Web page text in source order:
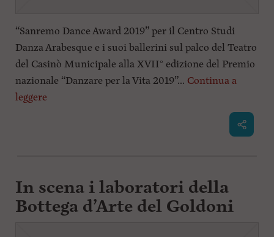
“Sanremo Dance Award 2019” per il Centro Studi
Danza Arabesque e i suoi ballerini sul palco del Teatro
del Casinò Municipale alla XVII° edizione del Premio
nazionale “Danzare per la Vita 2019”... Continua a
leggere
In scena i laboratori della
Bottega d’Arte del Goldoni